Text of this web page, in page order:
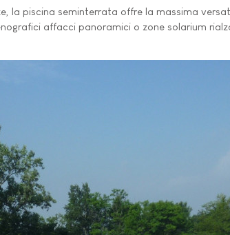
la piscina seminterrata offre la massima
affacci panoramici o zone solarium